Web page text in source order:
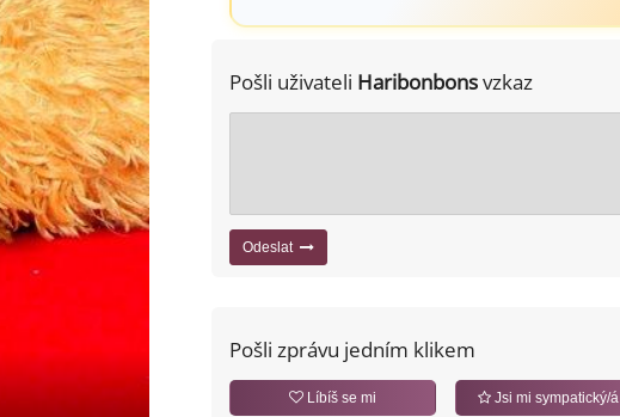
Pošli uživateli Haribonbonsvzkaz
Odeslat
Pošli zprávu jedním klikem
Líbíš se mi Jsi mi sympatický/á